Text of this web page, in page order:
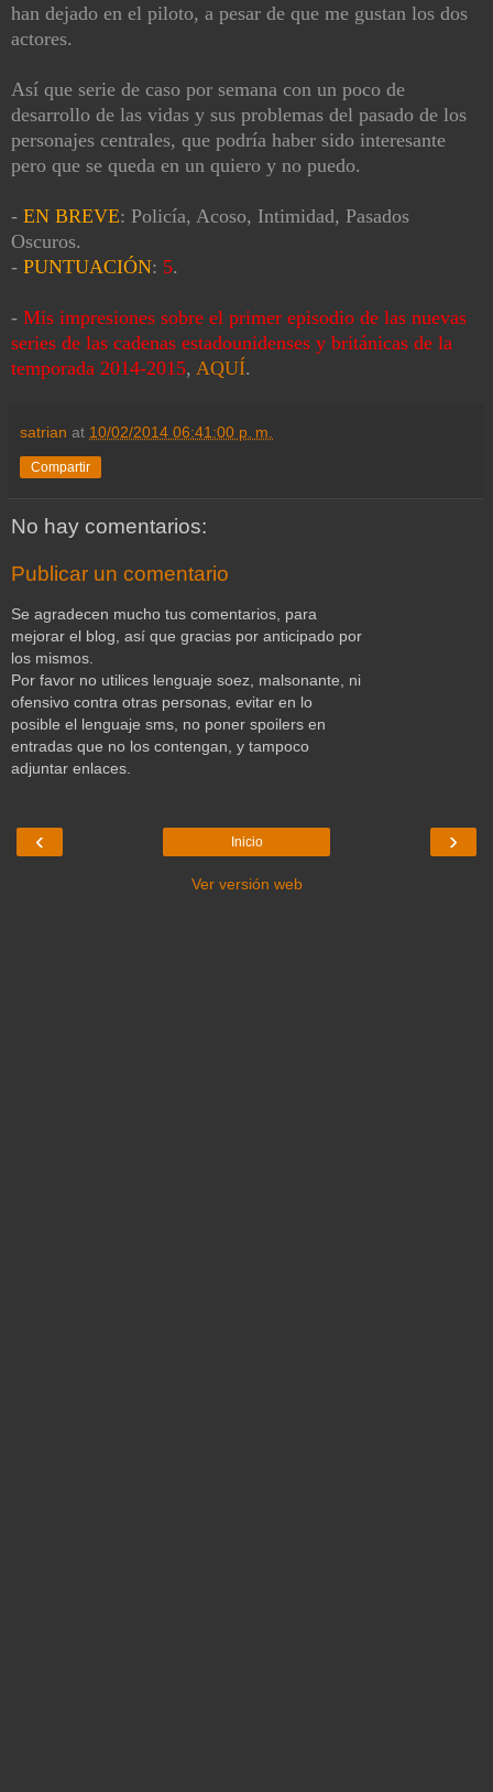
han dejado en el piloto, a pesar de que me gustan los dos
actores.
Así que serie de caso por semana con un poco de
desarrollo de las vidas y sus problemas del pasado de los
personajes centrales, que podría haber sido interesante
pero que se queda en un quiero y no puedo.
- EN BREVE: Policía, Acoso, Intimidad, Pasados
Oscuros.
- PUNTUACIÓN: 5.
- Mis impresiones sobre el primer episodio de las nuevas
series de las cadenas estadounidenses y británicas de la
temporada 2014-2015, AQUÍ.
satrian at 10/02/2014 06:41:00 p. m.
Compartir
No hay comentarios:
Publicar un comentario
Se agradecen mucho tus comentarios, para
mejorar el blog, así que gracias por anticipado por
los mismos.
Por favor no utilices lenguaje soez, malsonante, ni
ofensivo contra otras personas, evitar en lo
posible el lenguaje sms, no poner spoilers en
entradas que no los contengan, y tampoco
adjuntar enlaces.
‹ ›
Inicio
Ver versión web